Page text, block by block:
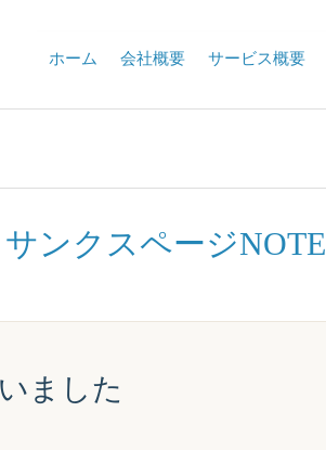
ホーム 会社概要 サービス概要
ンクスページNOTE
ました